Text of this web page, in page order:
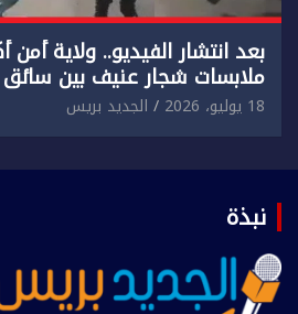
بعد انتشار الفيديو.. ولاية أمن
ملابسات شجار عنيف بين
18 يوليو، 2026 الجديد بريس
نبذة